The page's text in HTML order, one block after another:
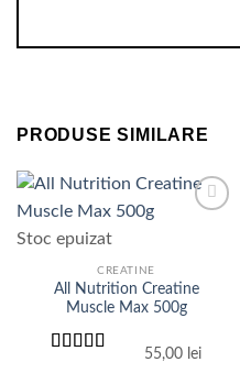
PRODUSE SIMILARE
in Lista
dorinte
Stoc epuizat
CREATINE
All Nutrition Creatine
Muscle Max 500g
55,00 lei